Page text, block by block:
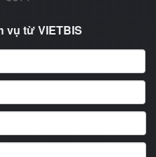
vụ từ VIETBIS